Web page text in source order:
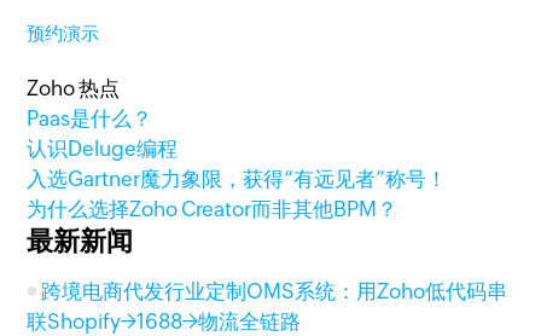
预约演示
Zoho 热点
Paas是什么？
认识Deluge编程
入选Gartner魔力象限，获得“有远见者”称号！
为什么选择Zoho Creator而非其他BPM？
最新新闻
跨境电商代发行业定制OMS系统：用Zoho低代码串
联Shopify→1688→物流全链路